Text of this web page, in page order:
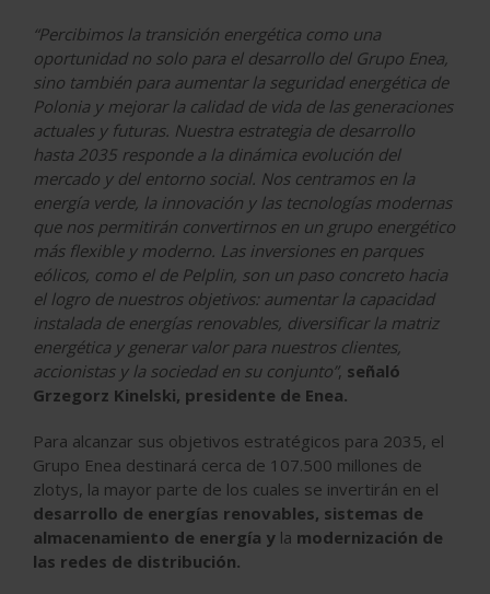
“Percibimos la transición energética como una
oportunidad no solo para el desarrollo del Grupo Enea,
sino también para aumentar la seguridad energética de
Polonia y mejorar la calidad de vida de las generaciones
actuales y futuras. Nuestra estrategia de desarrollo
hasta 2035 responde a la dinámica evolución del
mercado y del entorno social. Nos centramos en la
energía verde, la innovación y las tecnologías modernas
que nos permitirán convertirnos en un grupo energético
más flexible y moderno. Las inversiones en parques
eólicos, como el de Pelplin, son un paso concreto hacia
el logro de nuestros objetivos: aumentar la capacidad
instalada de energías renovables, diversificar la matriz
energética y generar valor para nuestros clientes,
accionistas y la sociedad en su conjunto”, señaló
Grzegorz Kinelski, presidente de Enea.
Para alcanzar sus objetivos estratégicos para 2035, el
Grupo Enea destinará cerca de 107.500 millones de
zlotys, la mayor parte de los cuales se invertirán en el
desarrollo de energías renovables, sistemas de
almacenamiento de energía y la modernización de
las redes de distribución.